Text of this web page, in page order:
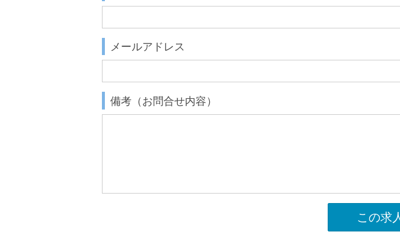
メールアドレス
備考（お問合せ内容）
この求